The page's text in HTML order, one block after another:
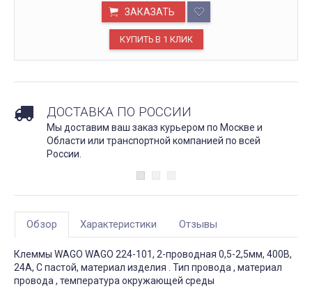
ЗАКАЗАТЬ
ДОСТАВКА ПО РОССИИ
Мы доставим ваш заказ курьером по Москве и
Области или транспортной компанией по всей
России.
Обзор Характеристики Отзывы
Клеммы WAGO WAGO 224-101, 2-проводная 0,5-2,5мм, 400В,
24A, С пастой, материал изделия . Тип провода , материал
провода , температура окружающей среды